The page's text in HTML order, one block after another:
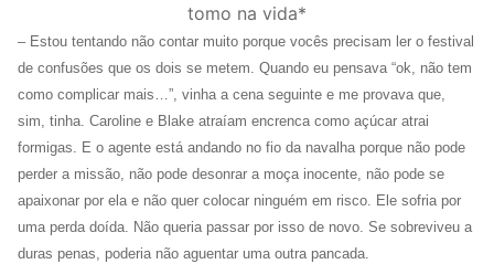
tomo na vida*
– Estou tentando não contar muito porque vocês precisam ler o festival
de confusões que os dois se metem. Quando eu pensava “ok, não tem
como complicar mais…”, vinha a cena seguinte e me provava que,
sim, tinha. Caroline e Blake atraíam encrenca como açúcar atrai
formigas. E o agente está andando no fio da navalha porque não pode
perder a missão, não pode desonrar a moça inocente, não pode se
apaixonar por ela e não quer colocar ninguém em risco. Ele sofria por
uma perda doída. Não queria passar por isso de novo. Se sobreviveu a
duras penas, poderia não aguentar uma outra pancada.